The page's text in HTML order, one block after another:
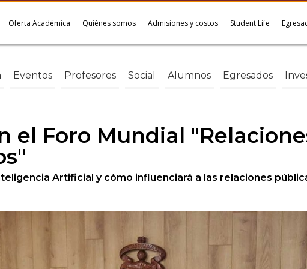
Oferta Académica Quiénes somos Admisiones y costos Student Life
Eventos Profesores Social Alumnos Egresados
el Foro Mundial
Artificial y cómo influenciará a las relaciones